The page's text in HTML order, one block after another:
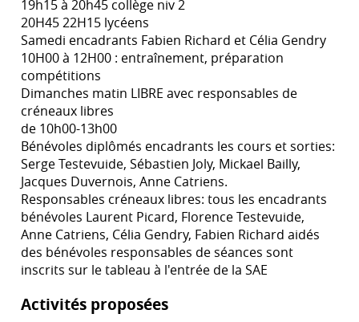
19h15 à 20h45 collège niv 2
20H45 22H15 lycéens
Samedi encadrants Fabien Richard et Célia Gendry
10H00 à 12H00 : entraînement, préparation
compétitions
Dimanches matin LIBRE avec responsables de
créneaux libres
de 10h00-13h00
Bénévoles diplômés encadrants les cours et sorties:
Serge Testevuide, Sébastien Joly, Mickael Bailly,
Jacques Duvernois, Anne Catriens.
Responsables créneaux libres: tous les encadrants
bénévoles Laurent Picard, Florence Testevuide,
Anne Catriens, Célia Gendry, Fabien Richard aidés
des bénévoles responsables de séances sont
inscrits sur le tableau à l'entrée de la SAE
Activités proposées